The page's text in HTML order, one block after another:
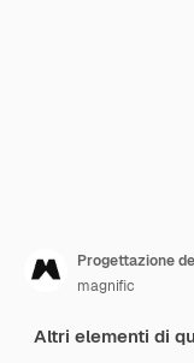
Progettazione
magnific
Altri elementi di